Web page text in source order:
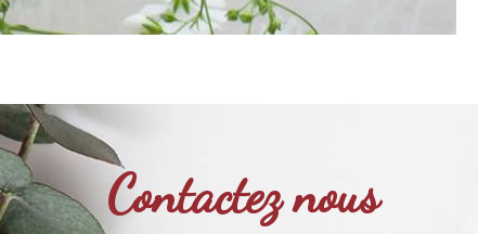
Contactez nous